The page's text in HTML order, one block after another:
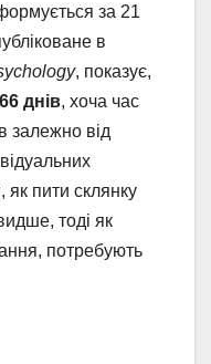
за 21
в
, показує,
66 днів, хоча час
залежно від
як пити склянку
тоді як
потребують